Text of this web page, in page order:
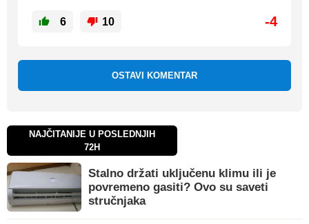
6 10 -4
OSTAVI KOMENTAR
NAJČITANIJE U POSLEDNJIH
72H
Stalno držati uključenu klimu ili je
povremeno gasiti? Ovo su saveti
stručnjaka